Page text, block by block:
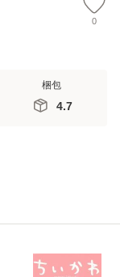
0
梱包
4.7